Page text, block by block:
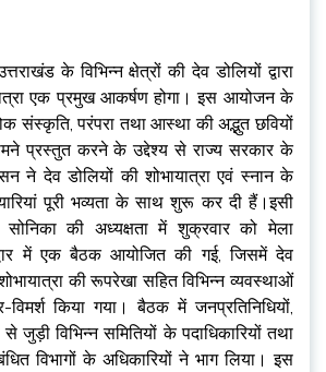
के विभिन्न क्षेत्रों की देव डोलियों द्वारा
एक प्रमुख आकर्षण होगा। इस आयोजन के
संस्कृति, परंपरा तथा आस्था की अद्भुत छवियों
प्रस्तुत करने के उद्देश्य से राज्य सरकार के
ने देव डोलियों की शोभायात्रा एवं स्नान के
पूरी भव्यता के साथ शुरू कर दी हैं।इसी
सोनिका की अध्यक्षता में शुक्रवार को मेला
में एक बैठक आयोजित की गई, जिसमें देव
की रूपरेखा सहित विभिन्न व्यवस्थाओं
विमर्श किया गया। बैठक में जनप्रतिनिधियों,
जुड़ी विभिन्न समितियों के पदाधिकारियों तथा
विभागों के अधिकारियों ने भाग लिया। इस